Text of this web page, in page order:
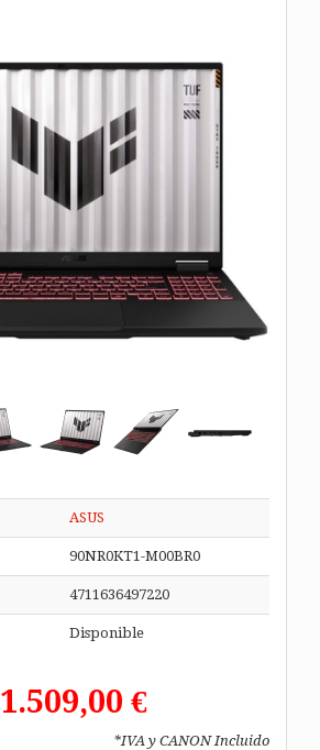
ASUS
90NR0KT1-M00BR0
4711636497220
Disponible
1.509,00 €
*IVA y CANON Incluido